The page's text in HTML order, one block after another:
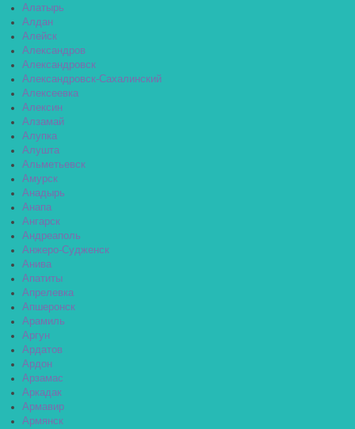
Алатырь
Алдан
Алейск
Александров
Александровск
Александровск-Сахалинский
Алексеевка
Алексин
Алзамай
Алупка
Алушта
Альметьевск
Амурск
Анадырь
Анапа
Ангарск
Андреаполь
Анжеро-Судженск
Анива
Апатиты
Апрелевка
Апшеронск
Арамиль
Аргун
Ардатов
Ардон
Арзамас
Аркадак
Армавир
Армянск